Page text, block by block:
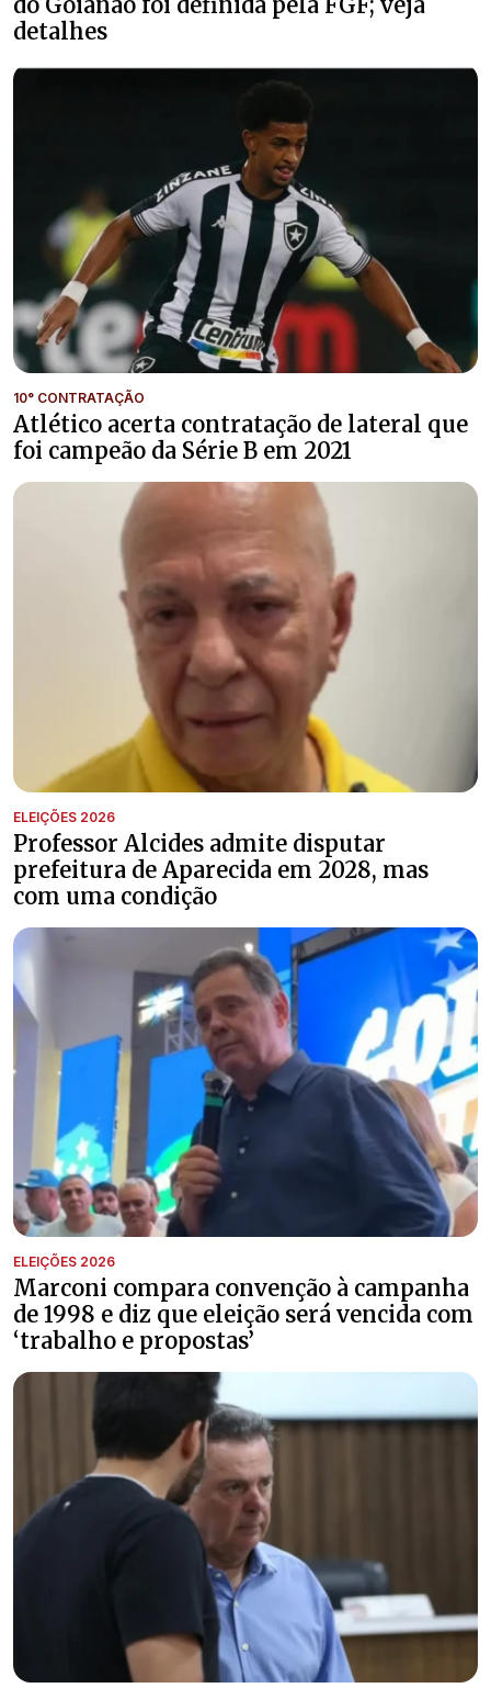
detalhes
10° CONTRATAÇÃO
Atlético acerta contratação de lateral que
foi campeão da Série B em 2021
ELEIÇÕES 2026
Professor Alcides admite disputar
prefeitura de Aparecida em 2028, mas
com uma condição
ELEIÇÕES 2026
Marconi compara convenção à campanha
de 1998 e diz que eleição será vencida com
‘trabalho e propostas’